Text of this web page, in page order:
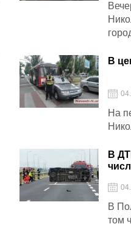
В
На
В
В
том